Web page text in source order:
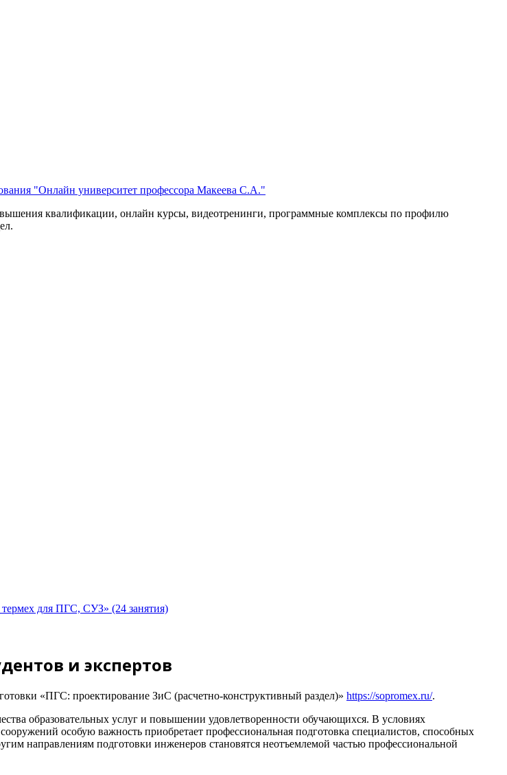
"Онлайн университет профессора Макеева С.А."
квалификации, онлайн курсы, видеотренинги, программные комплексы по профилю
для ПГС, СУЗ» (24 занятия)
и экспертов
«ПГС: проектирование ЗиС (расчетно-конструктивный раздел)» https://sopromex.ru/.
образовательных услуг и повышении удовлетворенности обучающихся. В условиях
особую важность приобретает профессиональная подготовка специалистов, способных
направлениям подготовки инженеров становятся неотъемлемой частью профессиональной